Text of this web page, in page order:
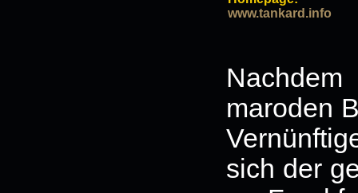
www.tankard.info
maroden
sich der